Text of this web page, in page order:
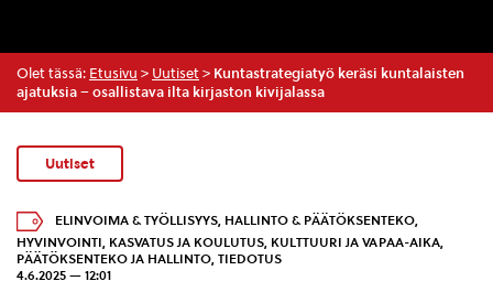
Olet tässä: Etusivu > Uutiset > Kuntastrategiatyö keräsi kuntalaisten
ajatuksia – osallistava ilta kirjaston kivijalassa
Uutiset
ELINVOIMA & TYÖLLISYYS, HALLINTO & PÄÄTÖKSENTEKO,
HYVINVOINTI KASVATUS JA KOULUTUS KULTTUURI JA VAPAA-AIKA
PÄÄTÖKSENTEKO JA HALLINTO TIEDOTUS
4.6.2025 — 12:01